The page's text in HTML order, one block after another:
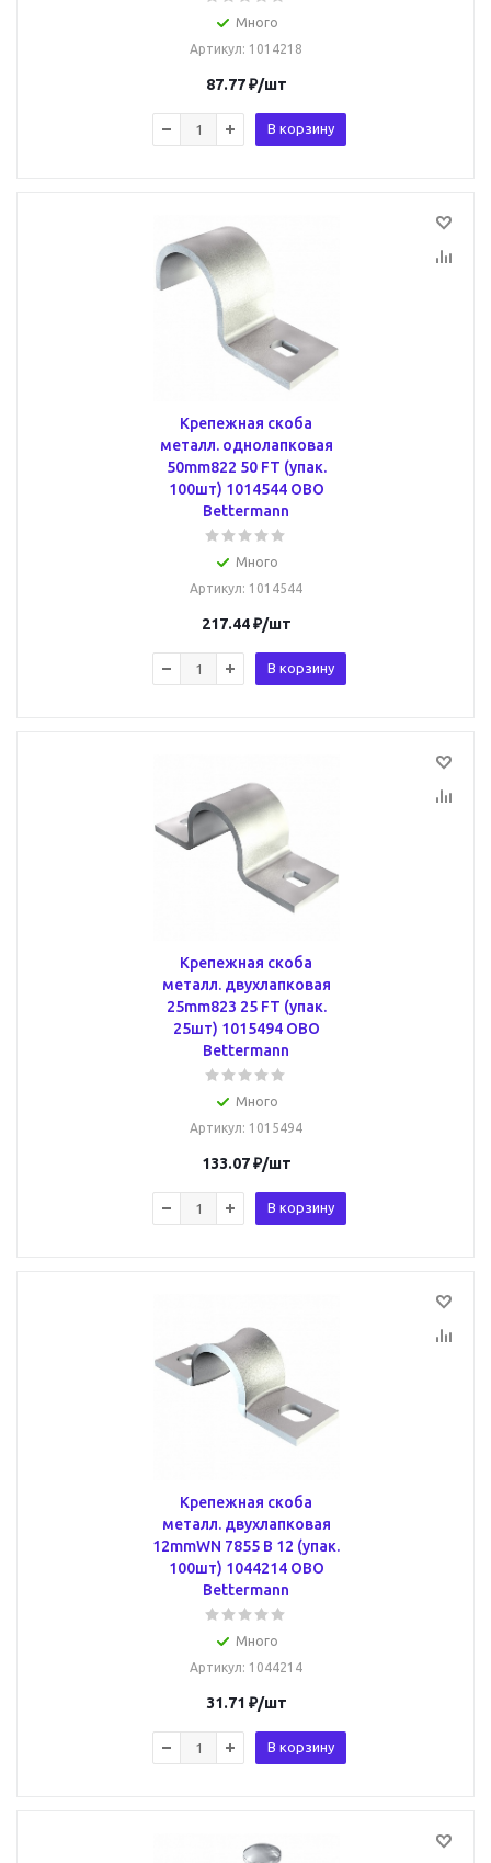
Много
Артикул: 1014218
87.77₽/шт
В корзину
Крепежная скоба
металл. однолапковая
50mm822 50 FT (упак.
100шт) 1014544 OBO
Bettermann
Много
Артикул: 1014544
217.44₽/шт
В корзину
Крепежная скоба
металл. двухлапковая
25mm823 25 FT (упак.
25шт) 1015494 OBO
Bettermann
Много
Артикул: 1015494
133.07₽/шт
В корзину
Крепежная скоба
металл. двухлапковая
12mmWN 7855 B 12 (упак.
100шт) 1044214 OBO
Bettermann
Много
Артикул: 1044214
31.71 ₽/шт
В корзину